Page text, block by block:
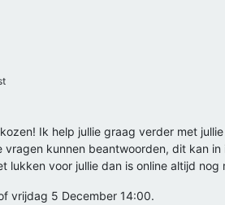
Ik help jullie graag verder met
vragen kunnen beantwoorden, dit kan
lukken voor jullie dan is online altijd nog
vrijdag 5 December 14:00.